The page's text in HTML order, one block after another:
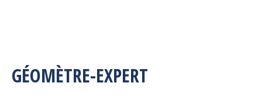
GÉOMÈTRE-EXPERT